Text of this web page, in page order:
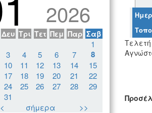
2026
Δευ Τρι Τετ Πεμ Παρ Σαβ
1
3 4 5 6 7 8
10 11 12 13 14
15
17 18 19 20 21
22
24 25 26 27 28
29
31
σήμερα >>
Τελετή